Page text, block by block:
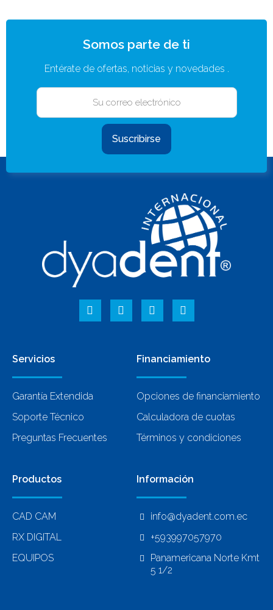
Somos parte de ti
Entérate de ofertas, noticias y novedades .
Suscribirse
Servicios
Garantía Extendida
Soporte Técnico
Preguntas Frecuentes
Financiamiento
Opciones de financiamiento
Calculadora de cuotas
Términos y condiciones
Productos
CAD CAM
RX DIGITAL
EQUIPOS
Información
info@dyadent.com.ec
+593997057970
Panamericana Norte Kmt
5 1/2